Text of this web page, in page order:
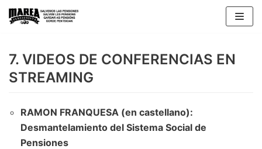
Saltar
7. VIDEOS DE CONFERENCIAS EN
STREAMING
RAMON FRANQUESA (en castellano):
Desmantelamiento del Sistema Social de
Pensiones